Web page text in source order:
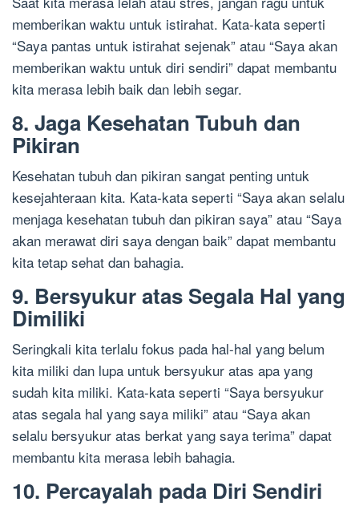
memberikan waktu untuk istirahat. Kata-kata seperti
“Saya pantas untuk istirahat sejenak” atau “Saya akan
memberikan waktu untuk diri sendiri” dapat membantu
kita merasa lebih baik dan lebih segar.
8. Jaga Kesehatan Tubuh dan
Pikiran
Kesehatan tubuh dan pikiran sangat penting untuk
kesejahteraan kita. Kata-kata seperti “Saya akan selalu
menjaga kesehatan tubuh dan pikiran saya” atau “Saya
akan merawat diri saya dengan baik” dapat membantu
kita tetap sehat dan bahagia.
9. Bersyukur atas Segala Hal yang
Dimiliki
Seringkali kita terlalu fokus pada hal-hal yang belum
kita miliki dan lupa untuk bersyukur atas apa yang
sudah kita miliki. Kata-kata seperti “Saya bersyukur
atas segala hal yang saya miliki” atau “Saya akan
selalu bersyukur atas berkat yang saya terima” dapat
membantu kita merasa lebih bahagia.
10. Percayalah pada Diri Sendiri